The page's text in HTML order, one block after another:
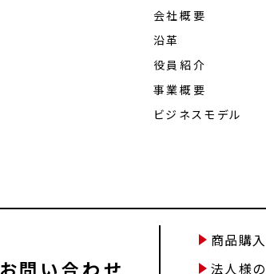
会社概要
沿革
役員紹介
事業概要
ビジネスモデル
お問い合わせ
商品購
法人様